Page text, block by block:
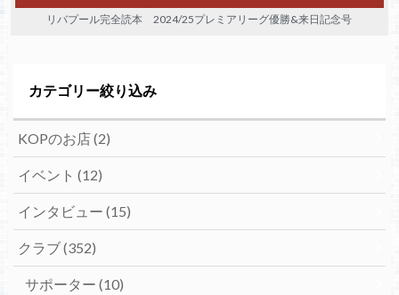
リバプール完全読本 2024/25プレミアリーグ優勝&来日記念号
カテゴリー絞り込み
KOPのお店(2)
イベント (12)
インタビュー (15)
クラブ(352)
サポーター (10)